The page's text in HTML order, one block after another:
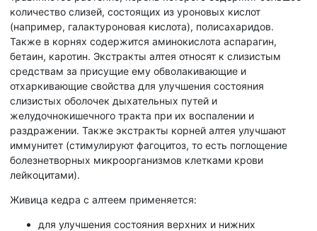
количество слизей, состоящих из уроновых кислот
(например, галактуроновая кислота), полисахаридов.
Также в корнях содержится аминокислота аспарагин,
бетаин, каротин. Экстракты алтея относят к слизистым
средствам за присущие ему обволакивающие и
отхаркивающие свойства для улучшения состояния
слизистых оболочек дыхательных путей и
желудочнокишечного тракта при их воспалении и
раздражении. Также экстракты корней алтея улучшают
иммунитет (стимулируют фагоцитоз, то есть поглощение
болезнетворных микроорганизмов клетками крови
лейкоцитами).
Живица кедра с алтеем применяется:
для улучшения состояния верхних и нижних